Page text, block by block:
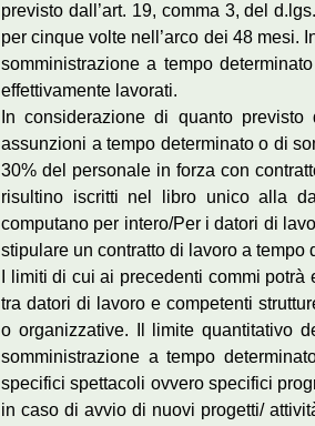
previsto dall’art. 19, comma 3, del
per cinque volte nell’arco dei 48 mesi.
somministrazione a tempo
effettivamente lavorati.
In considerazione di quanto
assunzioni a tempo determinato o di
30% del personale in forza con
risultino iscritti nel libro unico alla
computano per intero/Per i datori di
stipulare un contratto di lavoro a tempo
I limiti di cui ai precedenti commi
tra datori di lavoro e competenti
o organizzative. Il limite quantitativo
somministrazione a tempo
specifici spettacoli ovvero specifici
in caso di avvio di nuovi progetti/